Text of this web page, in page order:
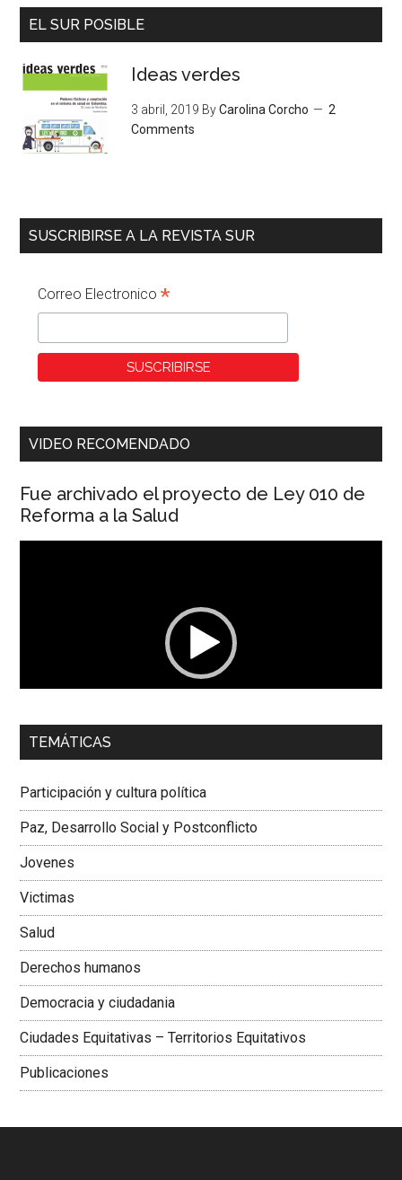
EL SUR POSIBLE
Ideas verdes
3 abril, 2019 ByCarolina Corcho
2
Comments
SUSCRIBIRSE A LA REVISTA SUR
Correo Electronico*
VIDEO RECOMENDADO
Fue archivado el proyecto de Ley 010 de
Reforma a la Salud
00:00 01:04
Dra. Carolina Corcho Mejía,Presidenta Corporación
Colombiana
TEMÁTICAS
Participación y cultura política
Paz, Desarrollo Social y Postconflicto
Jovenes
Victimas
Salud
Derechos humanos
Democracia y ciudadania
Ciudades Equitativas – Territorios Equitativos
Publicaciones